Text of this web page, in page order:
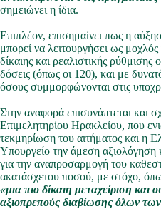
σημειώνει η ίδια.
Επιπλέον, επισημαίνει πως η
μπορεί να λειτουργήσει ως μοχλός
δίκαιης και ρεαλιστικής
δόσεις (όπως οι 120), και με
όσους συμμορφώνονται στις
Στην αναφορά επισυνάπτεται και
Επιμελητηρίου Ηρακλείου, που
τεκμηρίωση του αιτήματος και η
Υπουργείο την άμεση
για την αναπροσαρμογή του
ακατάσχετου ποσού, με στόχο,
«μια πιο δίκαιη μεταχείριση και
αξιοπρεπούς διαβίωσης όλων